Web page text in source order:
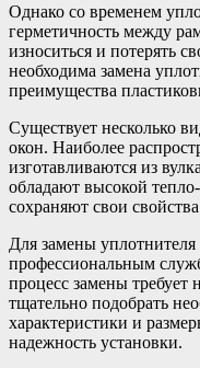
Однако со временем
герметичность между
износиться и потерять
необходима замена
преимущества
Существует несколько
окон. Наиболее
изготавливаются из
обладают высокой
сохраняют свои
Для замены уплотнителя
профессиональным
процесс замены
тщательно подобрать
характеристики и
надежность установки.